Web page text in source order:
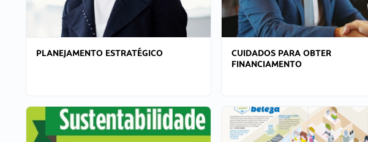
PLANEJAMENTO ESTRATÉGICO
CUIDADOS PARA OBTER
FINANCIAMENTO